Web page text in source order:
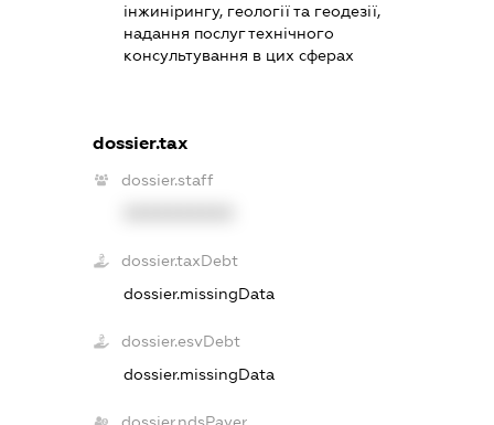
інжинірингу, геології та геодезії,
надання послуг технічного
консультування в цих сферах
dossier.tax
dossier.staff
dossier.taxDebt
dossier.missingData
dossier.esvDebt
dossier.missingData